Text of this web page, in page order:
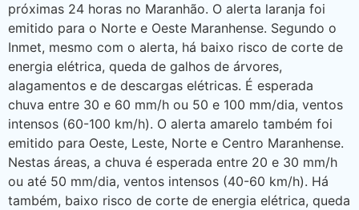
próximas 24 horas no Maranhão. O alerta laranja foi
emitido para o Norte e Oeste Maranhense. Segundo o
Inmet, mesmo com o alerta, há baixo risco de corte de
energia elétrica, queda de galhos de árvores,
alagamentos e de descargas elétricas. É esperada
chuva entre 30 e 60 mm/h ou 50 e 100 mm/dia, ventos
intensos (60-100 km/h). O alerta amarelo também foi
emitido para Oeste, Leste, Norte e Centro Maranhense.
Nestas áreas, a chuva é esperada entre 20 e 30 mm/h
ou até 50 mm/dia, ventos intensos (40-60 km/h). Há
também, baixo risco de corte de energia elétrica, queda